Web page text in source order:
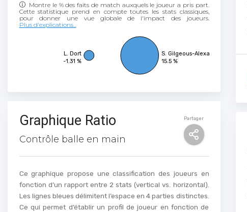
Montre le % des faits de match auxquels le joueur a pris part.
Cette statistique prend en compte toutes les stats classiques,
pour donner une vue globale de l'impact des joueurs.
Plus d'explications...
L. Dort
S. Gilgeous-Alexander
-1.31 %
15.5 %
Partager
Graphique Ratio
Contrôle balle en main
Ce graphique propose une classification des joueurs en
fonction d’un rapport entre 2 stats (vertical vs. horizontal).
Les lignes bleues délimitent l’espace en 4 parties distinctes.
Ce qui permet d’établir un profil de joueur en fonction de